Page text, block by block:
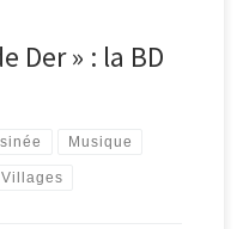
Der » : la BD
Musique
Villages